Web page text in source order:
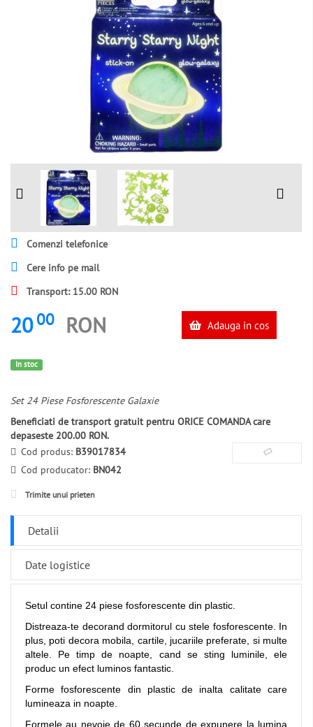
Comenzi telefonice
Cere info pe mail
Transport: 15.00 RON
20 00 RON Adauga in cos
In stoc
Set 24 Piese Fosforescente Galaxie
Beneficiati de transport gratuit pentru ORICE COMANDA care
depaseste 200.00 RON.
Cod produs: B39017834
Cod producator: BN042
Trimite unui prieten
Detalii
Date logistice
Setul contine 24 piese fosforescente din plastic.
Distreaza-te decorand dormitorul cu stele fosforescente. In
plus, poti decora mobila, cartile, jucariile preferate, si multe
altele. Pe timp de noapte, cand se sting luminile, ele
produc un efect luminos fantastic.
Forme fosforescente din plastic de inalta calitate care
lumineaza in noapte.
Formele au nevoie de 60 secunde de expunere la lumina